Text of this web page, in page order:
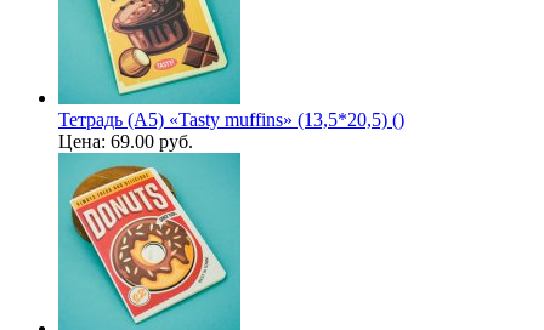
Тетрадь (A5) «Tasty muffins» (13,5*20,5) ()
Цена: 69.00 руб.